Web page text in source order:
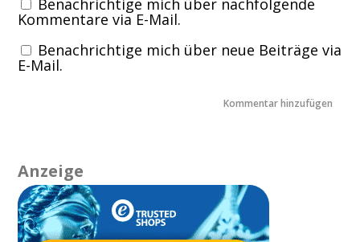
Benachrichtige mich über nachfolgende
Kommentare via E-Mail.
Benachrichtige mich über neue Beiträge via
E-Mail.
Anzeige